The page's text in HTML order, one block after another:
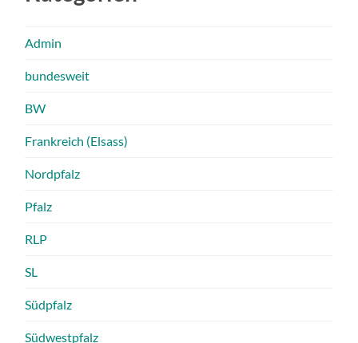
Admin
bundesweit
BW
Frankreich (Elsass)
Nordpfalz
Pfalz
RLP
SL
Südpfalz
Südwestpfalz